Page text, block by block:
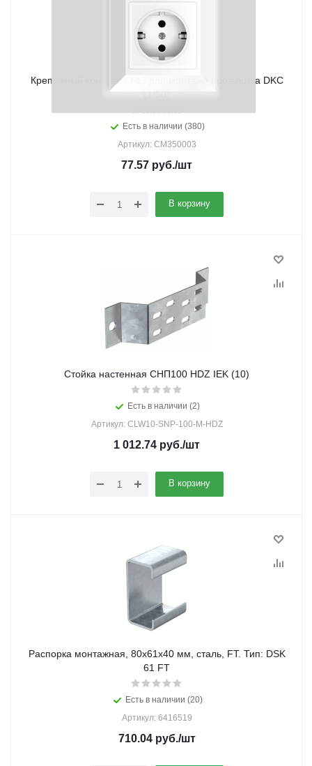
Крепежный комплект №3 для монтажа пров.лотка DKC
(1/50)
Есть в наличии (380)
Артикул: CM350003
77.57 руб./шт
В корзину
Стойка настенная СНП100 HDZ IEK (10)
Есть в наличии (2)
Артикул: CLW10-SNP-100-M-HDZ
1 012.74 руб./шт
В корзину
Распорка монтажная, 80х61х40 мм, сталь, FT. Тип: DSK
61 FT
Есть в наличии (20)
Артикул: 6416519
710.04руб./шт